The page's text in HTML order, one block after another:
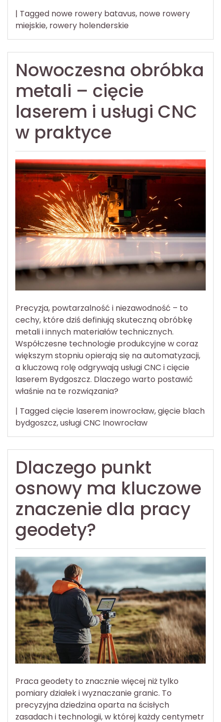
| Tagged nowe rowery batavus, nowe rowery
miejskie, rowery holenderskie
Nowoczesna obróbka
metali – cięcie
laserem i usługi CNC
w praktyce
Precyzja, powtarzalność i niezawodność – to
cechy, które dziś definiują skuteczną obróbkę
metali i innych materiałów technicznych.
Współczesne technologie produkcyjne w coraz
większym stopniu opierają się na automatyzacji,
a kluczową rolę odgrywają usługi CNC i cięcie
laserem Bydgoszcz. Dlaczego warto postawić
właśnie na te rozwiązania?
| Taggedcięcie laserem inowrocław,gięcie blach
bydgoszcz,usługi CNC Inowrocław
Dlaczego punkt
osnowy ma kluczowe
znaczenie dla pracy
geodety?
Praca geodety to znacznie więcej niż tylko
pomiary działek i wyznaczanie granic. To
precyzyjna dziedzina oparta na ścisłych
zasadach i technologii, w której każdy centymetr